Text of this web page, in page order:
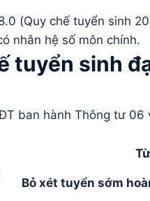
(Quy chế tuyển sinh
nhân hệ số môn chính.
tuyển sinh
ban hành Thông tư
Bỏ xét tuyển sớm